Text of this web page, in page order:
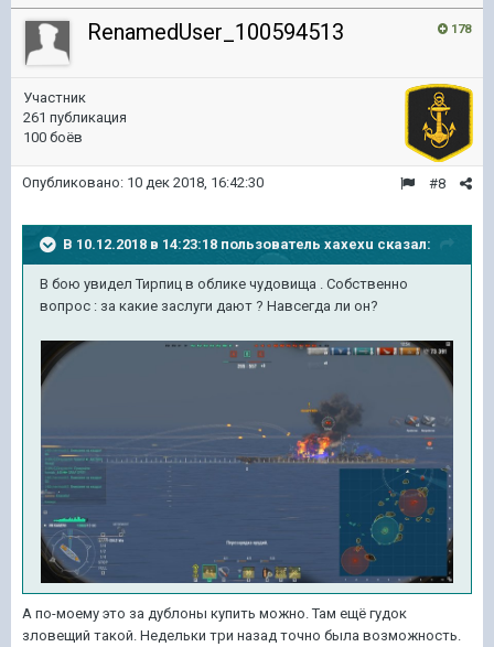
178
RenamedUser_100594513
Участник
261 публикация
100 боёв
#8
Опубликовано: 10 дек 2018, 16:42:30
В 10.12.2018 в 14:23:18 пользователь xaxexu сказал:
В бою увидел Тирпиц в облике чудовища . Собственно
вопрос : за какие заслуги дают ? Навсегда ли он?
А по-моему это за дублоны купить можно. Там ещё гудок
зловещий такой. Недельки три назад точно была возможность.